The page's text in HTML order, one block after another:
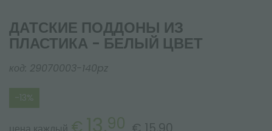
ДАТСКИЕ ПОДДОНЫ ИЗ
ПЛАСТИКА - БЕЛЫЙ ЦВЕТ
код: 29070003-140pz
-13%
13,90